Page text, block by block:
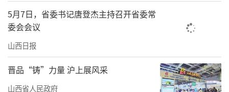
5月7日，省委书记唐登杰主持召开省委常
委会会议
山西日报
晋品“铸”力量 沪上展风采
山西省人民政府